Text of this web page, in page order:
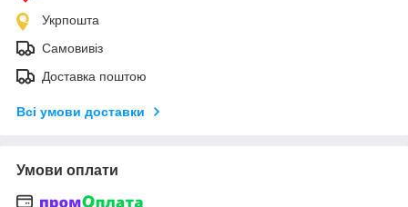
Укрпошта
Самовивіз
Доставка поштою
Всі умови доставки
Умови оплати